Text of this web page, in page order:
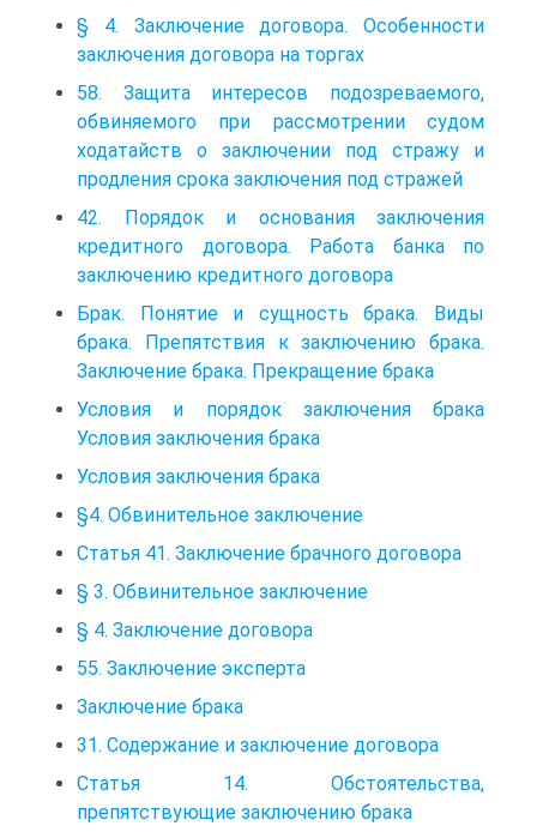
§ 4. Заключение договора. Особенности
заключения договора на торгах
58. Защита интересов подозреваемого,
обвиняемого при рассмотрении судом
ходатайств о заключении под стражу и
продления срока заключения под стражей
42. Порядок и основания заключения
кредитного договора. Работа банка по
заключению кредитного договора
Брак. Понятие и сущность брака. Виды
брака. Препятствия к заключению брака.
Заключение брака. Прекращение брака
Условия и порядок заключения брака
Условия заключения брака
Условия заключения брака
§4. Обвинительное заключение
Статья 41. Заключение брачного договора
§ 3. Обвинительное заключение
§ 4. Заключение договора
55. Заключение эксперта
Заключение брака
31. Содержание и заключение договора
Статья 14. Обстоятельства,
препятствующие заключению брака